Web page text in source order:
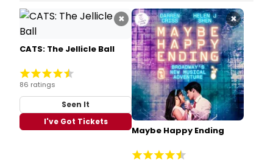
×
CATS: The Jellicle Ball
86 ratings
Seen It
I've Got Tickets
×
Maybe Happy Ending